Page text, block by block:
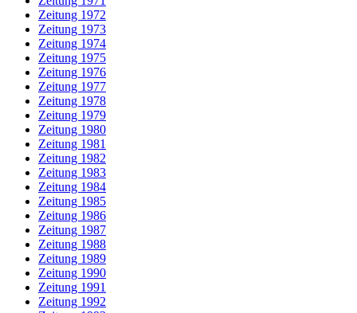
Zeitung 1972
Zeitung 1973
Zeitung 1974
Zeitung 1975
Zeitung 1976
Zeitung 1977
Zeitung 1978
Zeitung 1979
Zeitung 1980
Zeitung 1981
Zeitung 1982
Zeitung 1983
Zeitung 1984
Zeitung 1985
Zeitung 1986
Zeitung 1987
Zeitung 1988
Zeitung 1989
Zeitung 1990
Zeitung 1991
Zeitung 1992